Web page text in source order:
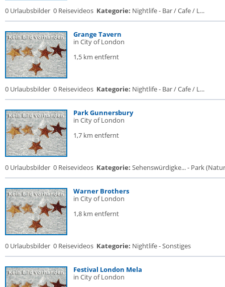
0 Urlaubsbilder 0 Reisevideos Kategorie: Nightlife - Bar / Cafe / L...
Grange Tavern
in City of London
1,5 km entfernt
0 Urlaubsbilder 0 Reisevideos Kategorie: Nightlife - Bar / Cafe / L...
Park Gunnersbury
in City of London
1,7 km entfernt
0 Urlaubsbilder 0 Reisevideos Kategorie: Sehenswürdigke... - Park
Warner Brothers
in City of London
1,8 km entfernt
0 Urlaubsbilder 0 Reisevideos Kategorie: Nightlife - Sonstiges
Festival London Mela
in City of London